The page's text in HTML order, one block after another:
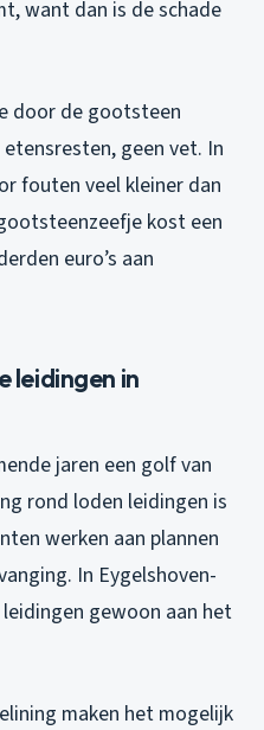
want dan is de schade
door de gootsteen
geen vet. In
fouten veel kleiner dan
kost een
euro’s aan
leidingen in
jaren een golf van
rond loden leidingen is
werken aan plannen
In Eygelshoven-
gewoon aan het
maken het mogelijk